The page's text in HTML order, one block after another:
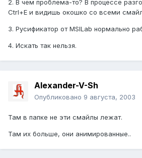
2. В чем проблема-то? В процессе
Ctrl+Е и видишь окошко со всеми
3. Русификатор от MSILab нормально
4. Искать так нельзя.
Alexander-V-Sh
Опубликовано 9 августа, 2003
Там в папке не эти смайлы лежат.
Там их больше, они анимированные..